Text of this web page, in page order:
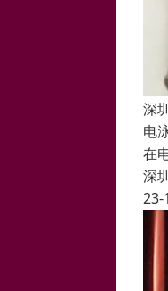
深
电
在
深
23-